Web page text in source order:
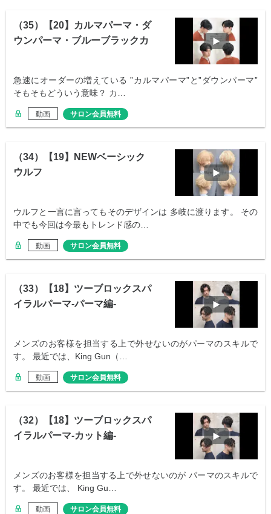
（35）【20】カルマパーマ・ダ
ウンパーマ・ブルーブラックカ
急速にオーダーの増えている ”カルマパーマ”と”ダウンパーマ”
そもそもどういう意味？ カ…
動画 サロン会員無料
（34）【19】NEWベーシック
ウルフ
ウルフと一言に言ってもそのデザインは 多岐に渡ります。 その
中でも今回は今最もトレンド感の…
動画 サロン会員無料
（33）【18】ツーブロックスパ
イラルパーマ-パーマ編-
メンズのお客様を担当する上で外せないのがパーマのスキルで
す。 最近では、King Gun（…
動画 サロン会員無料
（32）【18】ツーブロックスパ
イラルパーマ-カット編-
メンズのお客様を担当する上で外せないのが パーマのスキルで
す。 最近では、 King Gu…
動画 サロン会員無料